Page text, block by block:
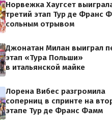
Норвежка Хаугсет
третий этап Тур де Франс
сольным отрывом
Джонатан Милан выиграл
этап «Тура Польши»
в итальянской майке
Лорена Вибес разгромила
соперниц в спринте на
этапе Тур де Франс Фамм